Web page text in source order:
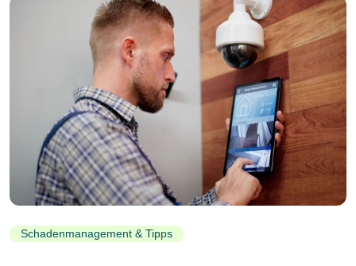
Schadenmanagement & Tipps